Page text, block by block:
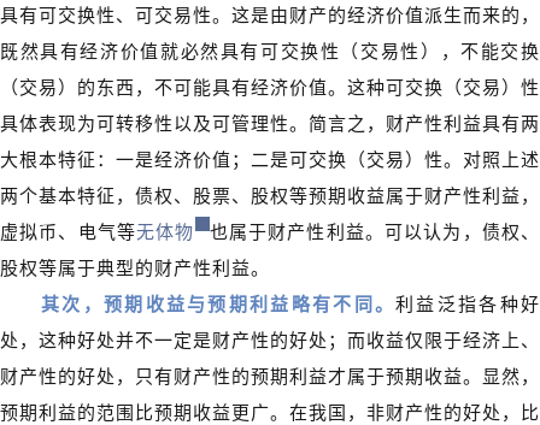
具有可交换性、可交易性。这是由财产的经济价值派生而来的，
既然具有经济价值就必然具有可交换性（交易性），不能交换
（交易）的东西，不可能具有经济价值。这种可交换（交易）性
具体表现为可转移性以及可管理性。简言之，财产性利益具有两
大根本特征：一是经济价值；二是可交换（交易）性。对照上述
两个基本特征，债权、股票、股权等预期收益属于财产性利益，
虚拟币、电气等无体物
也属于财产性利益。可以认为，债权、
股权等属于典型的财产性利益。
其次，预期收益与预期利益略有不同。利益泛指各种好
处，这种好处并不一定是财产性的好处；而收益仅限于经济上、
财产性的好处，只有财产性的预期利益才属于预期收益。显然，
预期利益的范围比预期收益更广。在我国，非财产性的好处，比